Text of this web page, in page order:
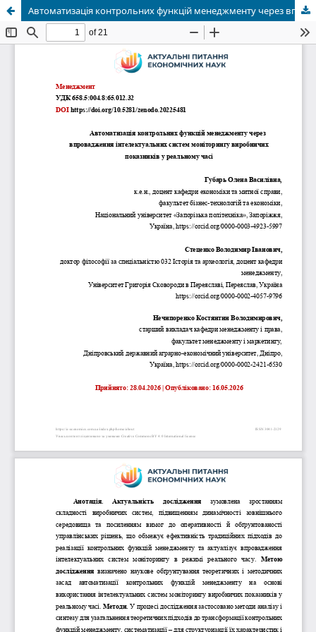
Автоматизація контрольних функцій менеджменту через впровадження інтелектуальних систем моніторингу виробничих показників у реальному часі